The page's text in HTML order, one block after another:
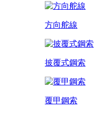
方向舵線
披覆式鋼索
覆甲鋼索